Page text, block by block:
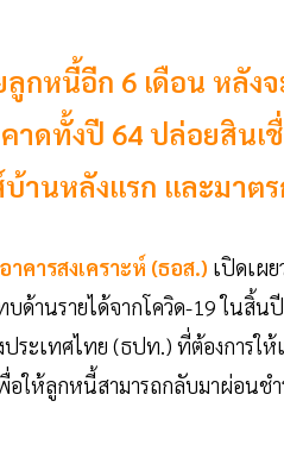
ลูกหนี้อีก 6 เดือน หลั
าดทั้งปี 64 ปล่อยสินเ
านหลังแรก และมาตร
าคารสงเคราะห์ (ธอส.) เปิดเผย
ด้านรายได้จากโควิด-19 ในสิ้น
ระเทศไทย (ธปท.) ที่ต้องการให้
อให้ลูกหนี้สามารถกลับมาผ่อนชำ